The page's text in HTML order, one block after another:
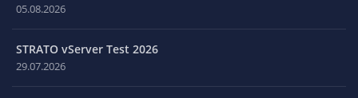
05.08.2026
STRATO vServer Test 2026
29.07.2026